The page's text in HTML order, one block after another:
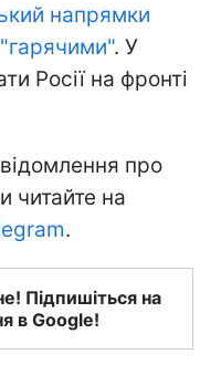
напрямки
. У
Росії на фронті
про
читайте на
.
Підпишіться на
в Google!